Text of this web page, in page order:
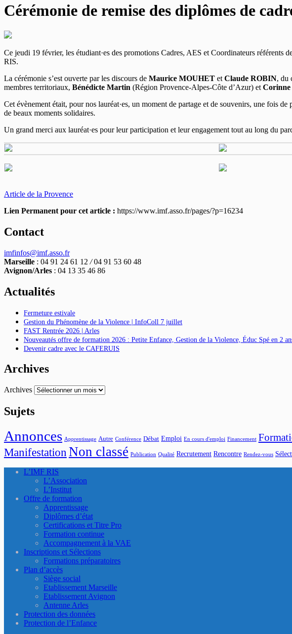
Cérémonie de remise des diplômes de
Ce jeudi 19 février, les étudiant·es des promotions Cadres, AES et Coordinateurs référents
RIS.
La cérémonie s’est ouverte par les discours de Maurice MOUHET et Claude ROBIN, du
membres territoriaux, Bénédicte Martin (Région Provence-Alpes-Côte d’Azur) et
Cet évènement était, pour nos lauréat·es, un moment de partage et de souvenirs, une fois
de beaux moments solidaires.
Un grand merci aux lauréat·es pour leur participation et leur engagement tout au long du
Article de la Provence
Lien Permanent pour cet article : https://www.imf.asso.fr/pages/?p=16234
Contact
imfinfos@imf.asso.fr
Marseille : 04 91 24 61 12 /04 91 53 60 48
Avignon/Arles : 04 13 35 46 86
Actualités
Fermeture estivale
Gestion du Phénomène de la Violence | InfoColl 7 juillet
FAST Rentrée 2026 | Arles
Nouveautés offre de formation 2026 : Petite Enfance, Gestion de la Violence, Éduc Spé en 2
Devenir cadre avec le CAFERUIS
Archives
Archives
Sujets
Annonces Apprentissage Autre Conférence Débat Emploi En cours d'emploi Financement
Manifestation Non classé Publication Qualité Recrutement Rencontre Rendez-vous
L’IMF RIS
L’Association
L’Institut
Offre de formation
Apprentissage
Diplômes d’état
Certifications et Titre Pro
Formation continue
Accompagnement à la VAE
Inscriptions et Sélections
Formations préparatoires
Plan d’accès
Siège social
Etablissement Marseille
Etablissement Avignon
Antenne Arles
Protection des données
Protection de l’Enfance